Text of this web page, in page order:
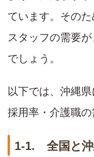
ています。その
スタッフの需要
でしょう。
以下では、沖縄
採用率・介護職の
1-1. 全国と沖